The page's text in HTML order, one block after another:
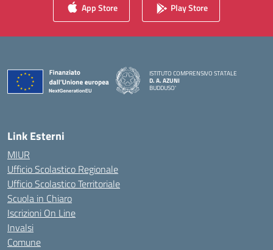
App Store Play Store
ISTITUTO COMPRENSIVO STATALE
D. A. AZUNI
BUDDUSO'
Link Esterni
MIUR
Ufficio Scolastico Regionale
Ufficio Scolastico Territoriale
Scuola in Chiaro
Iscrizioni On Line
Invalsi
Comune